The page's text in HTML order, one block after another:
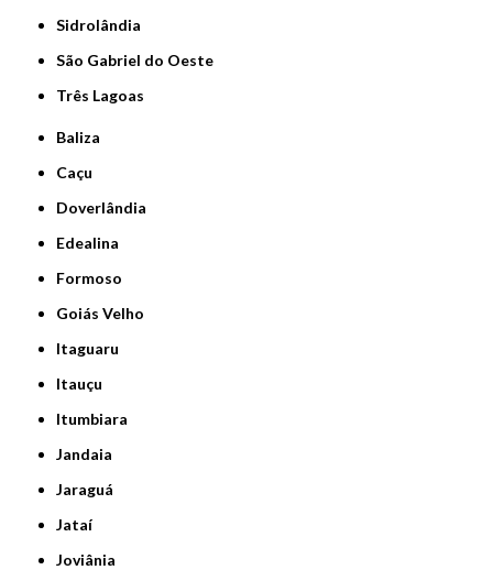
Sidrolândia
São Gabriel do Oeste
Três Lagoas
Baliza
Caçu
Doverlândia
Edealina
Formoso
Goiás Velho
Itaguaru
Itauçu
Itumbiara
Jandaia
Jaraguá
Jataí
Joviânia